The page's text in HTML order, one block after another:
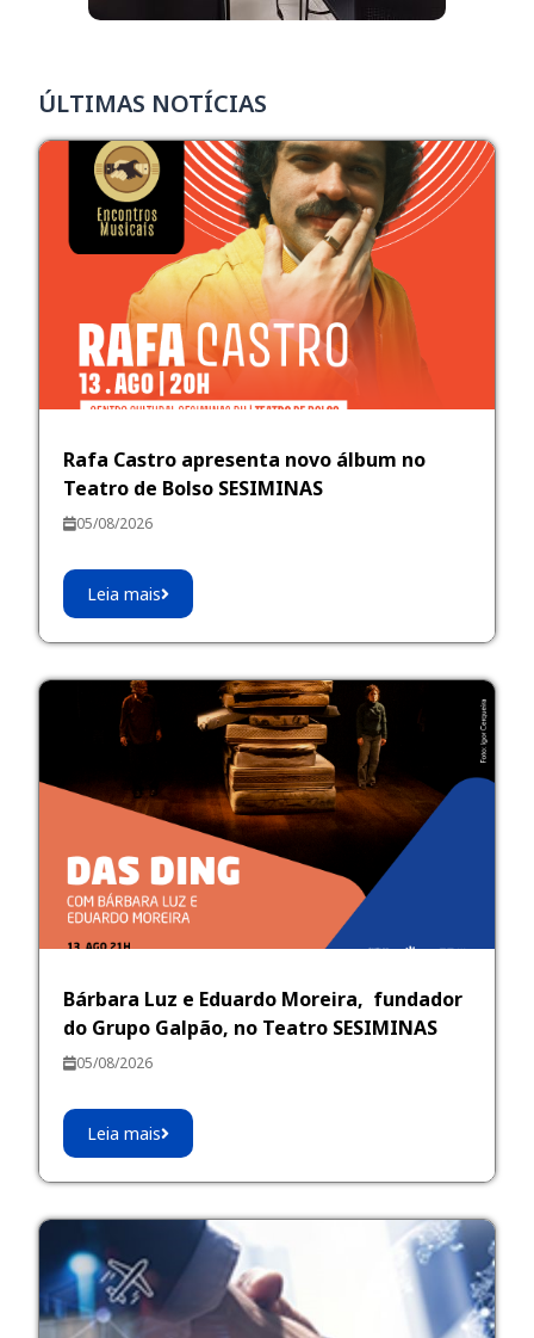
ÚLTIMAS NOTÍCIAS
Rafa Castro apresenta novo álbum no
Teatro de Bolso SESIMINAS
05/08/2026
Leia mais
Bárbara Luz e Eduardo Moreira, fundador
do Grupo Galpão, no Teatro SESIMINAS
05/08/2026
Leia mais